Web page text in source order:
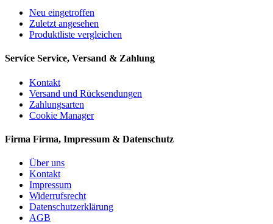
Neu eingetroffen
Zuletzt angesehen
Produktliste vergleichen
Service Service, Versand & Zahlung
Kontakt
Versand und Rücksendungen
Zahlungsarten
Cookie Manager
Firma Firma, Impressum & Datenschutz
Über uns
Kontakt
Impressum
Widerrufsrecht
Datenschutzerklärung
AGB